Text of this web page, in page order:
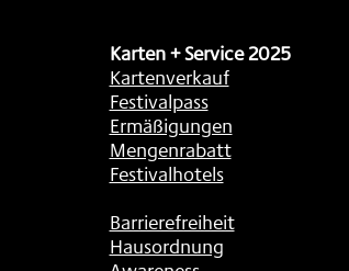
Karten + Service 2025
Kartenverkauf
Festivalpass
Ermäßigungen
Mengenrabatt
Festivalhotels
Barrierefreiheit
Hausordnung